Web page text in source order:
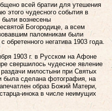
всей братии для утешения
этого чудесного события в
были вознесены
Богородице, а всем
паломникам были
негатива 1903 года.
1903 г. в Русском на Афоне
свершилось чудесное явление
милостыни при Святых
была сделана фотография, на
образ Божий Матери,
инока в числе неимущих